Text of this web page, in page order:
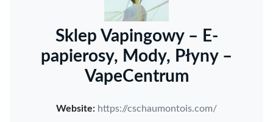
Sklep Vapingowy – E-
papierosy, Mody, Płyny –
VapeCentrum
Website: https://cschaumontois.com/